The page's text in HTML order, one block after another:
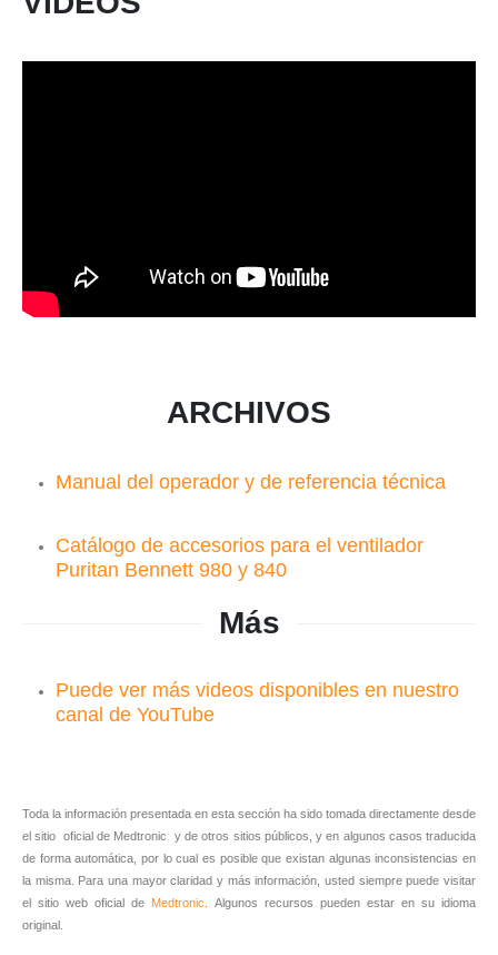
ARCHIVOS
Manual del operador y de referencia técnica
Catálogo de accesorios para el ventilador
Puritan Bennett 980 y 840
Más
Puede ver más videos disponibles en nuestro
canal de YouTube
Toda la información presentada en esta sección ha sido tomada directamente desde
el sitio oficial de Medtronic y de otros sitios públicos, y en algunos casos traducida
de forma automática, por lo cual es posible que existan algunas inconsistencias en
la misma. Para una mayor claridad y más información, usted siempre puede visitar
el sitio web oficial de Medtronic. Algunos recursos pueden estar en su idioma
original.